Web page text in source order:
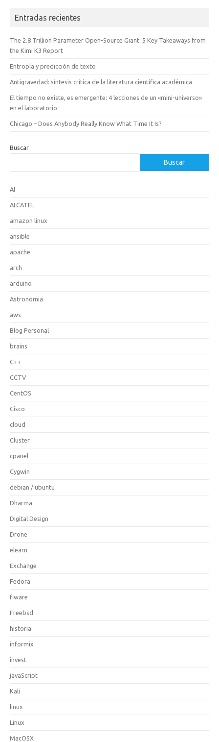
Entradas recientes
The 2.8 Trillion Parameter Open-Source Giant: 5 Key Takeaways from
the Kimi K3 Report
Entropía y predicción de texto
Antigravedad: síntesis crítica de la literatura científica académica
El tiempo no existe, es emergente: 4 lecciones de un «mini-universo»
en el laboratorio
Chicago – Does Anybody Really Know What Time It Is?
Buscar
Buscar
AI
ALCATEL
amazon linux
ansible
apache
arch
arduino
Astronomia
aws
Blog Personal
brains
C++
CCTV
CentOS
Cisco
cloud
Cluster
cpanel
Cygwin
debian / ubuntu
Dharma
Digital Design
Drone
elearn
Exchange
Fedora
fiware
Freebsd
historia
informix
invest
javaScript
Kali
linux
Linux
MacOSX